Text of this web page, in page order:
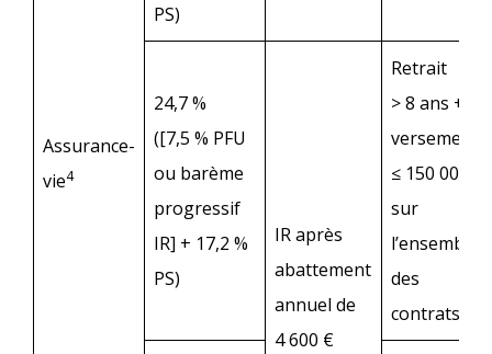
Assurance-
vie4
PS)
24,7 %
([7,5 % PFU
ou barème
progressif
IR] + 17,2 %
PS)
IR après
abattement
annuel de
4 600 €
Retrait
> 8 ans +
versements
≤ 150 000 €
sur
l’ensemble
des
contrats